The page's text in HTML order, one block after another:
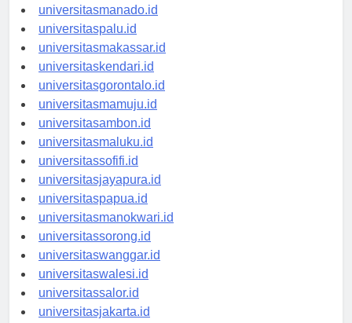
universitasmanado.id
universitaspalu.id
universitasmakassar.id
universitaskendari.id
universitasgorontalo.id
universitasmamuju.id
universitasambon.id
universitasmaluku.id
universitassofifi.id
universitasjayapura.id
universitaspapua.id
universitasmanokwari.id
universitassorong.id
universitaswanggar.id
universitaswalesi.id
universitassalor.id
universitasjakarta.id